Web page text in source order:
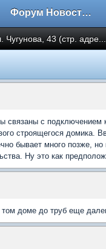
Форум Новостройки
43 (стр. адре...
связаны с подключением
строящегося домика.
бывает много позже,
Ну это как
том доме до труб еще